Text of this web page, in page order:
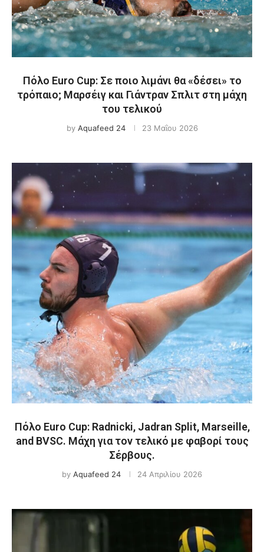
Πόλο Euro Cup: Σε ποιο λιμάνι θα «δέσει» το
τρόπαιο; Μαρσέιγ και Γιάντραν Σπλιτ στη μάχη
του τελικού
by Aquafeed 24 23 Μαΐου 2026
Πόλο Euro Cup: Radnicki, Jadran Split, Marseille,
and BVSC. Μάχη για τον τελικό με φαβορί τους
Σέρβους.
by Aquafeed 24 24 Απριλίου 2026